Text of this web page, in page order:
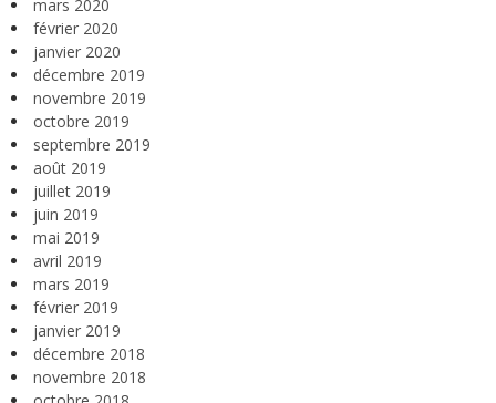
mars 2020
février 2020
janvier 2020
décembre 2019
novembre 2019
octobre 2019
septembre 2019
août 2019
juillet 2019
juin 2019
mai 2019
avril 2019
mars 2019
février 2019
janvier 2019
décembre 2018
novembre 2018